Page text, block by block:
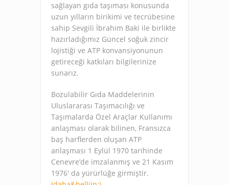
sağlayan gıda taşıması konusunda
uzun yılların birikimi ve tecrübesine
sahip Sevgili İbrahim Baki ile birlikte
hazırladığımız Güncel soğuk zincir
lojistiği ve ATP konvansiyonunun
getireceği katkıları bilgilerinize
sunarız.
Bozulabilir Gıda Maddelerinin
Uluslararası Taşımacılığı ve
Taşımalarda Özel Araçlar Kullanımı
anlaşması olarak bilinen, Fransızca
baş harflerden oluşan ATP
anlaşması 1 Eylül 1970 tarihinde
Cenevre’de imzalanmış ve 21 Kasım
1976′ da yürürlüğe girmiştir.